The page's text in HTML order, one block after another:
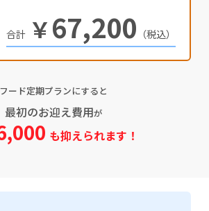
￥67,200 （税込）
フード定期プランにすると
最初のお迎え費用が
も抑えられます！